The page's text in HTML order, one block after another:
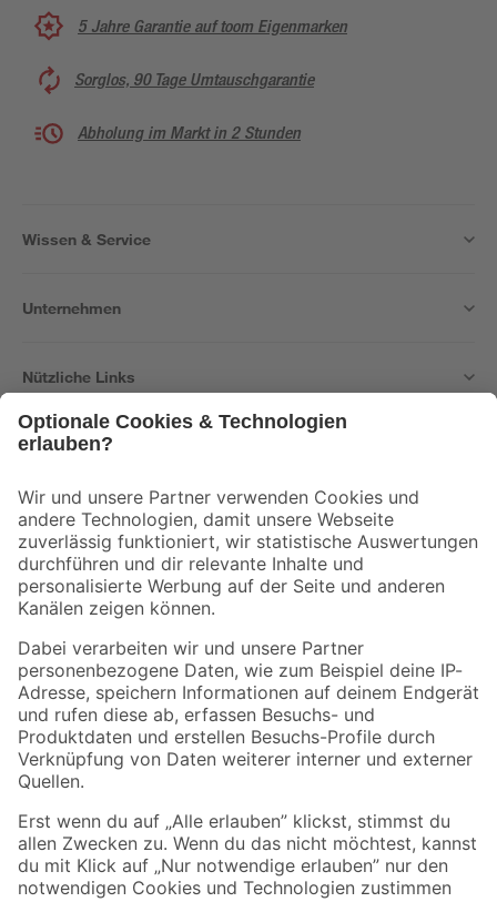
5 Jahre Garantie auf toom Eigenmarken
Sorglos, 90 Tage Umtauschgarantie
Abholung im Markt in 2 Stunden
Wissen & Service
Unternehmen
Nützliche Links
Der toom Newsletter: Keine Angebote und Aktionen mehr verpassen!
Zur Newsletter Anmeldung
Folge uns
Zahlungsarten Versandarten
Sicher einkaufen
Jetzt die toom-App herunterladen